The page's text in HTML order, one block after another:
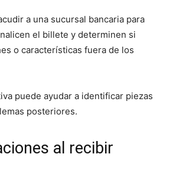
a una sucursal bancaria para
el billete y determinen si
o características fuera de los
puede ayudar a identificar piezas
posteriores.
al recibir